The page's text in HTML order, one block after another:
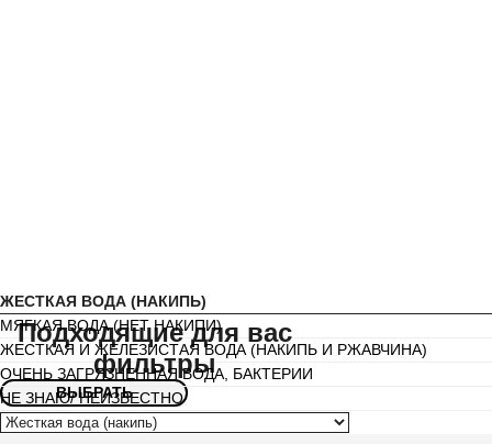
Подходящие для вас
фильтры
ВЫБРАТЬ
ЖЕСТКАЯ ВОДА (НАКИПЬ)
МЯГКАЯ ВОДА (НЕТ НАКИПИ)
ЖЕСТКАЯ И ЖЕЛЕЗИСТАЯ ВОДА (НАКИПЬ И РЖАВЧИНА)
ОЧЕНЬ ЗАГРЯЗНЕННАЯ ВОДА, БАКТЕРИИ
НЕ ЗНАЮ/ НЕИЗВЕСТНО